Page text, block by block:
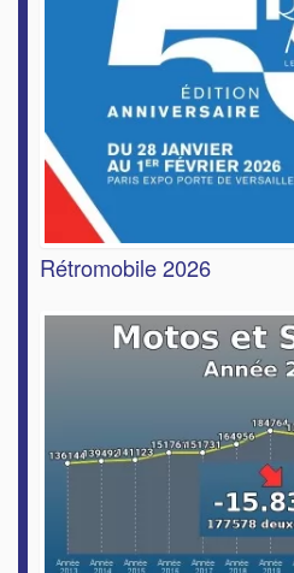
Rétromobile 2026